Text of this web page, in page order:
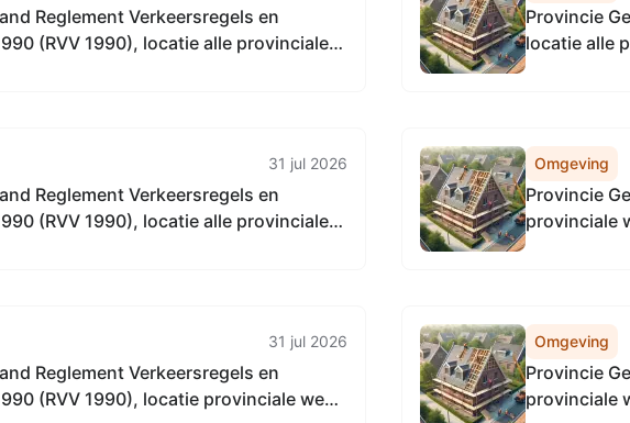
Reglement Verkeersregels en
(RVV 1990), locatie alle provinciale
Provincie
locatie alle
31 jul 2026
Reglement Verkeersregels en
(RVV 1990), locatie alle provinciale
Omgeving
Provincie
provinciale
31 jul 2026
Reglement Verkeersregels en
(RVV 1990), locatie provinciale weg
Omgeving
Provincie
provinciale